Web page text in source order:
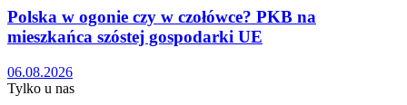
Polska w ogonie czy w czołówce? PKB na
mieszkańca szóstej gospodarki UE
06.08.2026
Tylko u nas